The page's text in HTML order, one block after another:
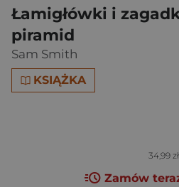
Łamigłówki i
piramid
Sam Smith
KSIĄŻKA
34,99 zł
Zamów